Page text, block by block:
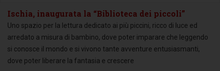
Ischia, inaugurata la “Biblioteca dei piccoli”
Uno spazio per la lettura dedicato ai più piccini, ricco di luce ed
arredato a misura di bambino, dove poter imparare che leggendo
si conosce il mondo e si vivono tante avventure entusiasmanti,
dove poter liberare la fantasia e crescere